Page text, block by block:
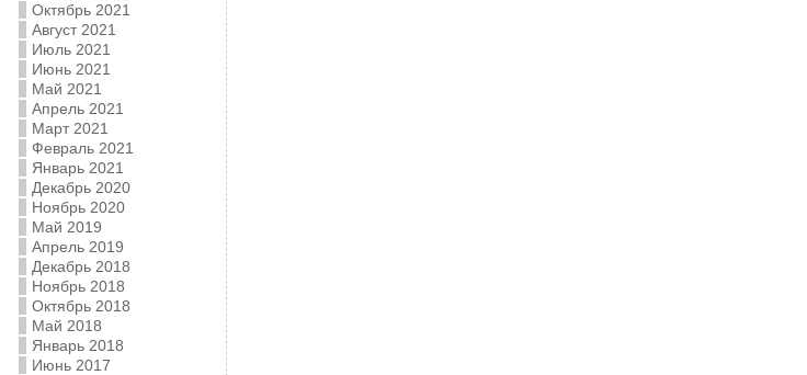
Октябрь 2021
Август 2021
Июль 2021
Июнь 2021
Май 2021
Апрель 2021
Март 2021
Февраль 2021
Январь 2021
Декабрь 2020
Ноябрь 2020
Май 2019
Апрель 2019
Декабрь 2018
Ноябрь 2018
Октябрь 2018
Май 2018
Январь 2018
Июнь 2017